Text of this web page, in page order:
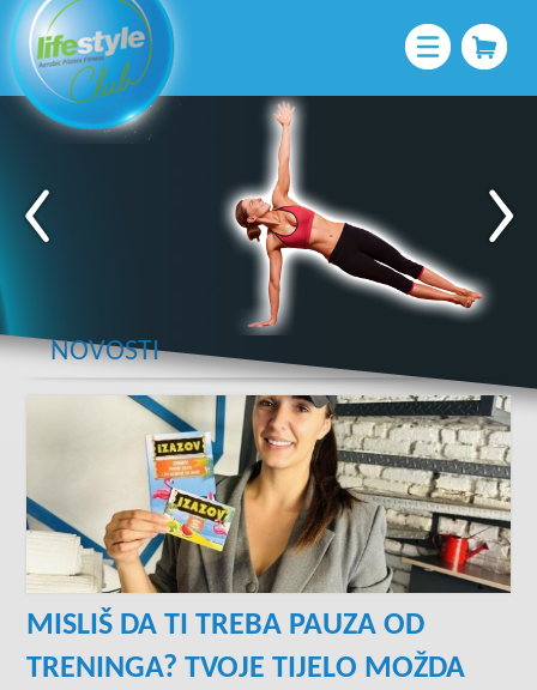
NOVOSTI
MISLIŠ DA TI TREBA PAUZA OD
TRENINGA? TVOJE TIJELO MOŽDA